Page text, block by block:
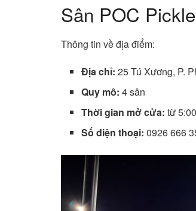
Sân POC
Thông tin về địa điểm:
Địa chỉ:25 Tú Xương, P.
Quy mô:4 sân
Thời gian mở cửa: từ
Số điện thoại:0926 666